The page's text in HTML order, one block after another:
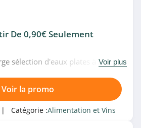
De 0,90€ Seulement
sélection d'eaux plates à partir
Voir plus
Voir la promo
| Catégorie :Alimentation et Vins